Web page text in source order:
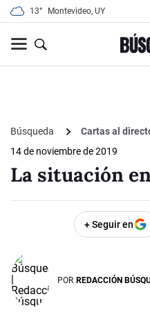
13° Montevideo, UY
Búsqueda
Cartas al
14 de noviembre de 2019
La situación
+ Seguir en
POR REDACCIÓN